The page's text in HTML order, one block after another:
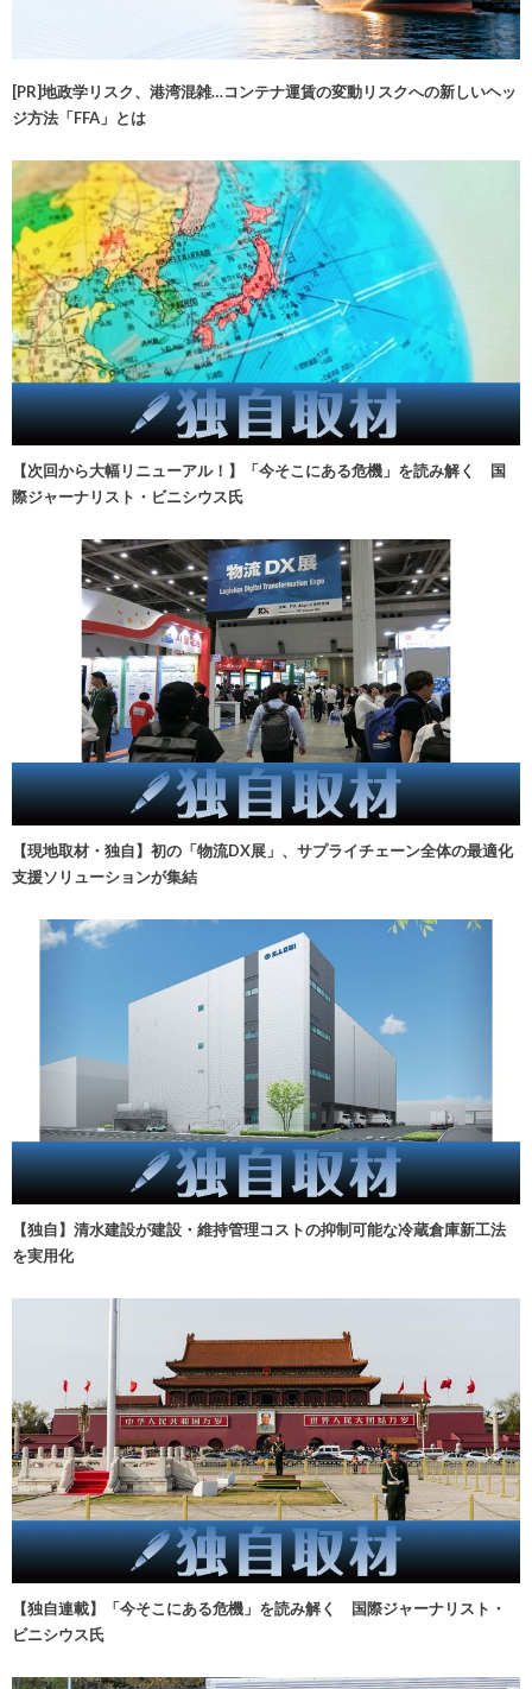
[PR]地政学リスク、港湾混雑…コンテナ運賃の変動リスクへの新しいヘッ
ジ方法「FFA」とは
【次回から大幅リニューアル！】「今そこにある危機」を読み解く 国
際ジャーナリスト・ビニシウス氏
【現地取材・独自】初の「物流DX展」、サプライチェーン全体の最適化
支援ソリューションが集結
【独自】清水建設が建設・維持管理コストの抑制可能な冷蔵倉庫新工法
を実用化
【独自連載】「今そこにある危機」を読み解く 国際ジャーナリスト・
ビニシウス氏